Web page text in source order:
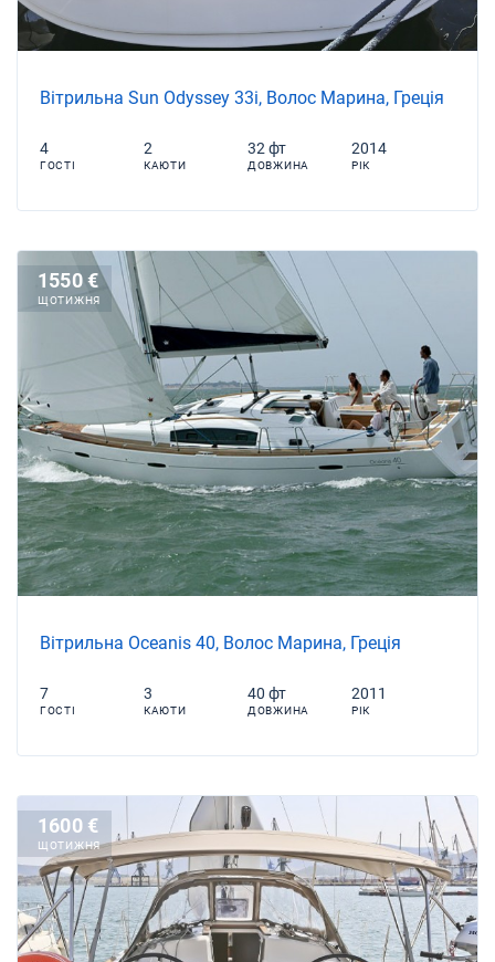
Вітрильна Sun Odyssey 33i, Волос Марина, Греція
4
ГОСТІ
2
КАЮТИ
32 фт
ДОВЖИНА
2014
РІК
1550 €
ЩОТИЖНЯ
Вітрильна Oceanis 40, Волос Марина, Греція
7
ГОСТІ
3
КАЮТИ
40 фт
ДОВЖИНА
2011
РІК
1600 €
ЩОТИЖНЯ